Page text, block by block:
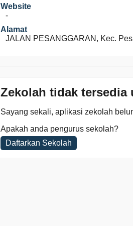
Website
-
Alamat
JALAN PESANGGARAN, Kec.
Zekolah tidak tersedia
Sayang sekali, aplikasi zekolah
Apakah anda pengurus sekolah?
Daftarkan Sekolah